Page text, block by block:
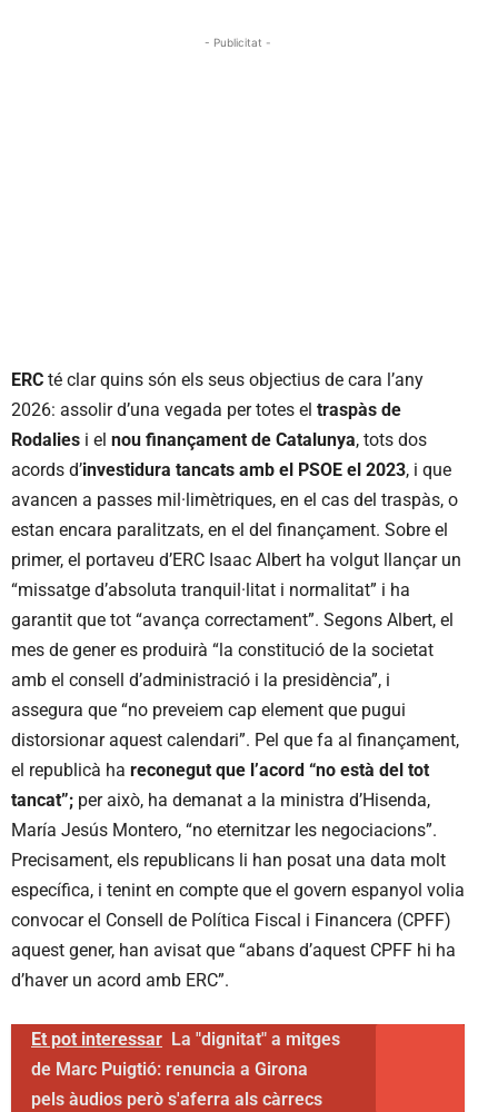
- Publicitat -
ERC té clar quins són els seus objectius de cara l’any
2026: assolir d’una vegada per totes el traspàs de
Rodalies i el nou finançament de Catalunya, tots dos
acords d’investidura tancats amb el PSOE el 2023, i que
avancen a passes mil·limètriques, en el cas del traspàs, o
estan encara paralitzats, en el del finançament. Sobre el
primer, el portaveu d’ERC Isaac Albert ha volgut llançar un
“missatge d’absoluta tranquil·litat i normalitat” i ha
garantit que tot “avança correctament”. Segons Albert, el
mes de gener es produirà “la constitució de la societat
amb el consell d’administració i la presidència”, i
assegura que “no preveiem cap element que pugui
distorsionar aquest calendari”. Pel que fa al finançament,
el republicà ha reconegut que l’acord “no està del tot
tancat”; per això, ha demanat a la ministra d’Hisenda,
María Jesús Montero, “no eternitzar les negociacions”.
Precisament, els republicans li han posat una data molt
específica, i tenint en compte que el govern espanyol volia
convocar el Consell de Política Fiscal i Financera (CPFF)
aquest gener, han avisat que “abans d’aquest CPFF hi ha
d’haver un acord amb ERC”.
Et pot interessar La "dignitat" a mitges
de Marc Puigtió: renuncia a Girona
pels àudios però s'aferra als càrrecs